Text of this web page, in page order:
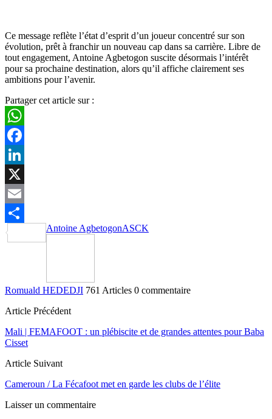
Ce message reflète l’état d’esprit d’un joueur concentré sur son
évolution, prêt à franchir un nouveau cap dans sa carrière. Libre de
tout engagement, Antoine Agbetogon suscite désormais l’intérêt
pour sa prochaine destination, alors qu’il affiche clairement ses
ambitions pour l’avenir.
Partager cet article sur :
WhatsApp
Facebook
LinkedIn
X
Email
Partager
Antoine AgbetogonASCK
Romuald HEDEDJI 761 Articles 0 commentaire
Article Précédent
Mali | FEMAFOOT : un plébiscite et de grandes attentes pour Baba
Cisset
Article Suivant
Cameroun / La Fécafoot met en garde les clubs de l’élite
Laisser un commentaire